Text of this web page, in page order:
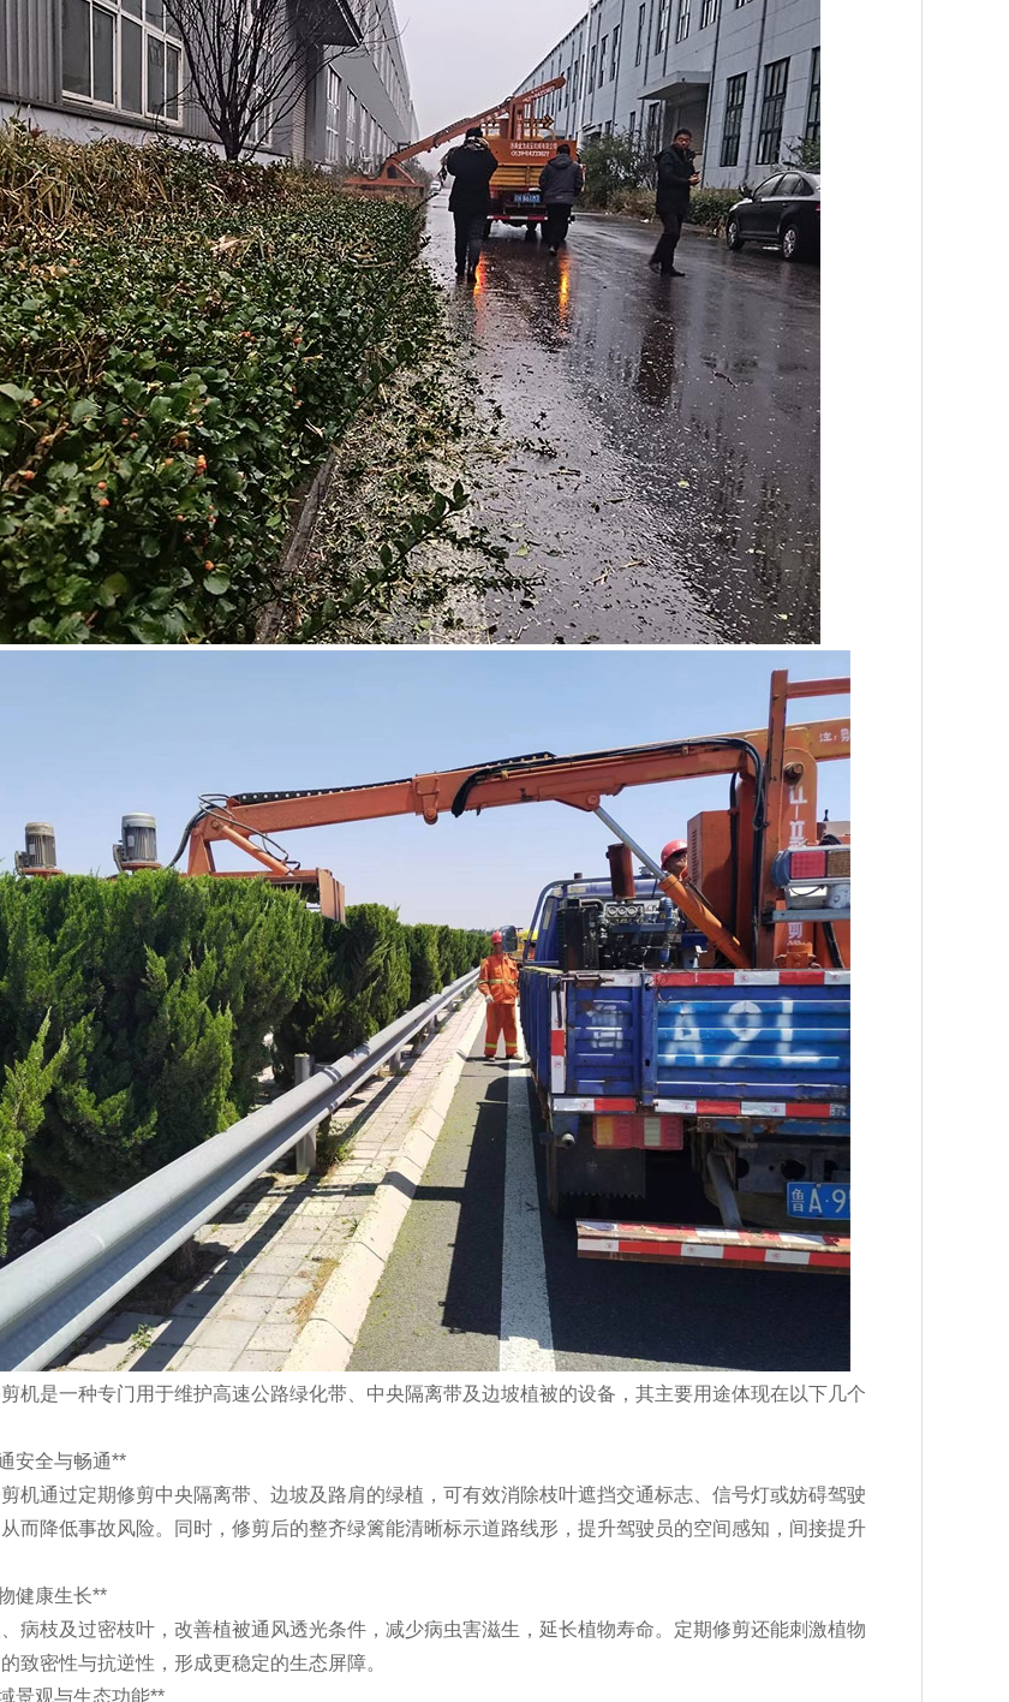
机是一种专门用于维护高速公路绿化带、中央隔离带及边坡植被的设备，其主要用途体现在以下几个
安全与畅通**
机通过定期修剪中央隔离带、边坡及路肩的绿植，可有效消除枝叶遮挡交通标志、信号灯或妨碍驾驶
而降低事故风险。同时，修剪后的整齐绿篱能清晰标示道路线形，提升驾驶员的空间感知，间接提升
健康生长**
病枝及过密枝叶，改善植被通风透光条件，减少病虫害滋生，延长植物寿命。定期修剪还能刺激植物
致密性与抗逆性，形成更稳定的生态屏障。
景观与生态功能**